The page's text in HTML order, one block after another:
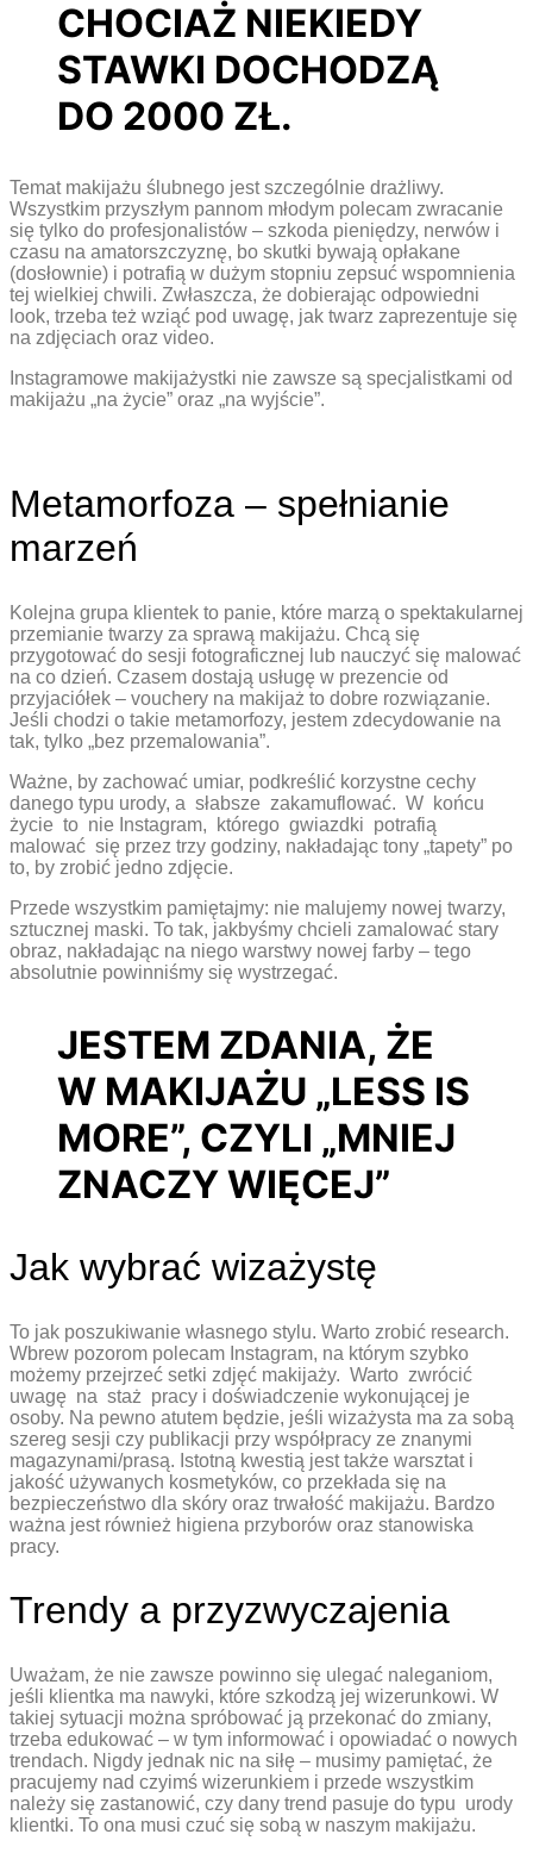
CHOCIAŻ NIEKIEDY
STAWKI DOCHODZĄ
DO 2000 ZŁ.
Temat makijażu ślubnego jest szczególnie drażliwy.
Wszystkim przyszłym pannom młodym polecam zwracanie
się tylko do profesjonalistów – szkoda pieniędzy, nerwów i
czasu na amatorszczyznę, bo skutki bywają opłakane
(dosłownie) i potrafią w dużym stopniu zepsuć wspomnienia
tej wielkiej chwili. Zwłaszcza, że dobierając odpowiedni
look, trzeba też wziąć pod uwagę, jak twarz zaprezentuje się
na zdjęciach oraz video.
Instagramowe makijażystki nie zawsze są specjalistkami od
makijażu „na życie” oraz „na wyjście”.
Metamorfoza – spełnianie
marzeń
Kolejna grupa klientek to panie, które marzą o spektakularnej
przemianie twarzy za sprawą makijażu. Chcą się
przygotować do sesji fotograficznej lub nauczyć się malować
na co dzień. Czasem dostają usługę w prezencie od
przyjaciółek – vouchery na makijaż to dobre rozwiązanie.
Jeśli chodzi o takie metamorfozy, jestem zdecydowanie na
tak, tylko „bez przemalowania”.
Ważne, by zachować umiar, podkreślić korzystne cechy
danego typu urody, a słabsze zakamuflować. W końcu
życie to nie Instagram, którego gwiazdki potrafią
malować się przez trzy godziny, nakładając tony „tapety” po
to, by zrobić jedno zdjęcie.
Przede wszystkim pamiętajmy: nie malujemy nowej twarzy,
sztucznej maski. To tak, jakbyśmy chcieli zamalować stary
obraz, nakładając na niego warstwy nowej farby – tego
absolutnie powinniśmy się wystrzegać.
JESTEM ZDANIA, ŻE
W MAKIJAŻU „LESS IS
MORE”, CZYLI „MNIEJ
ZNACZY WIĘCEJ”
Jak wybrać wizażystę
To jak poszukiwanie własnego stylu. Warto zrobić research.
Wbrew pozorom polecam Instagram, na którym szybko
możemy przejrzeć setki zdjęć makijaży. Warto zwrócić
uwagę na staż pracy i doświadczenie wykonującej je
osoby. Na pewno atutem będzie, jeśli wizażysta ma za sobą
szereg sesji czy publikacji przy współpracy ze znanymi
magazynami/prasą. Istotną kwestią jest także warsztat i
jakość używanych kosmetyków, co przekłada się na
bezpieczeństwo dla skóry oraz trwałość makijażu. Bardzo
ważna jest również higiena przyborów oraz stanowiska
pracy.
Trendy a przyzwyczajenia
Uważam, że nie zawsze powinno się ulegać naleganiom,
jeśli klientka ma nawyki, które szkodzą jej wizerunkowi. W
takiej sytuacji można spróbować ją przekonać do zmiany,
trzeba edukować – w tym informować i opowiadać o nowych
trendach. Nigdy jednak nic na siłę – musimy pamiętać, że
pracujemy nad czyimś wizerunkiem i przede wszystkim
należy się zastanowić, czy dany trend pasuje do typu urody
klientki. To ona musi czuć się sobą w naszym makijażu.